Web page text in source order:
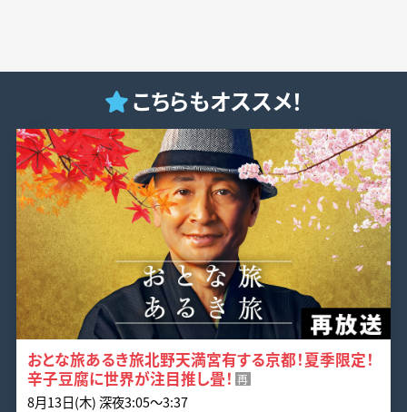
こちらもオススメ！
おとな旅あるき旅北野天満宮有する京都！夏季限定！
辛子豆腐に世界が注目推し畳！ 再
8月13日(木) 深夜3:05〜3:37